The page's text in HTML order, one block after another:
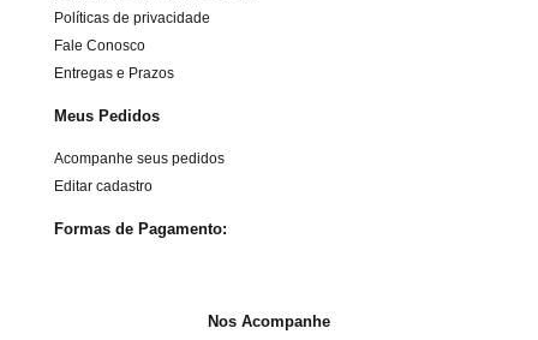
Políticas de privacidade
Fale Conosco
Entregas e Prazos
Meus Pedidos
Acompanhe seus pedidos
Editar cadastro
Formas de Pagamento:
Nos Acompanhe